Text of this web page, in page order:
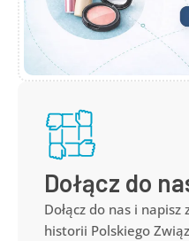
Dołącz do
Dołącz do nas i
historii Polskiego